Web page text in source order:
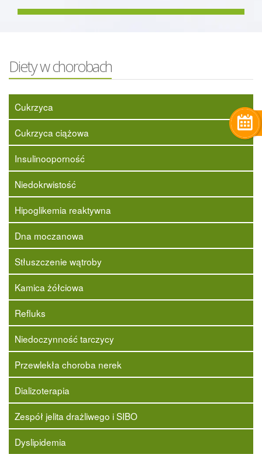
Diety w chorobach
Cukrzyca
Cukrzyca ciążowa
Insulinooporność
Niedokrwistość
Hipoglikemia reaktywna
Dna moczanowa
Stłuszczenie wątroby
Kamica żółciowa
Refluks
Niedoczynność tarczycy
Przewlekła choroba nerek
Dializoterapia
Zespół jelita drażliwego i SIBO
Dyslipidemia